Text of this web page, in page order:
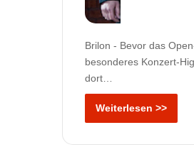
Brilon - Bevor das
besonderes Konzert-
dort…
Weiterlesen >>